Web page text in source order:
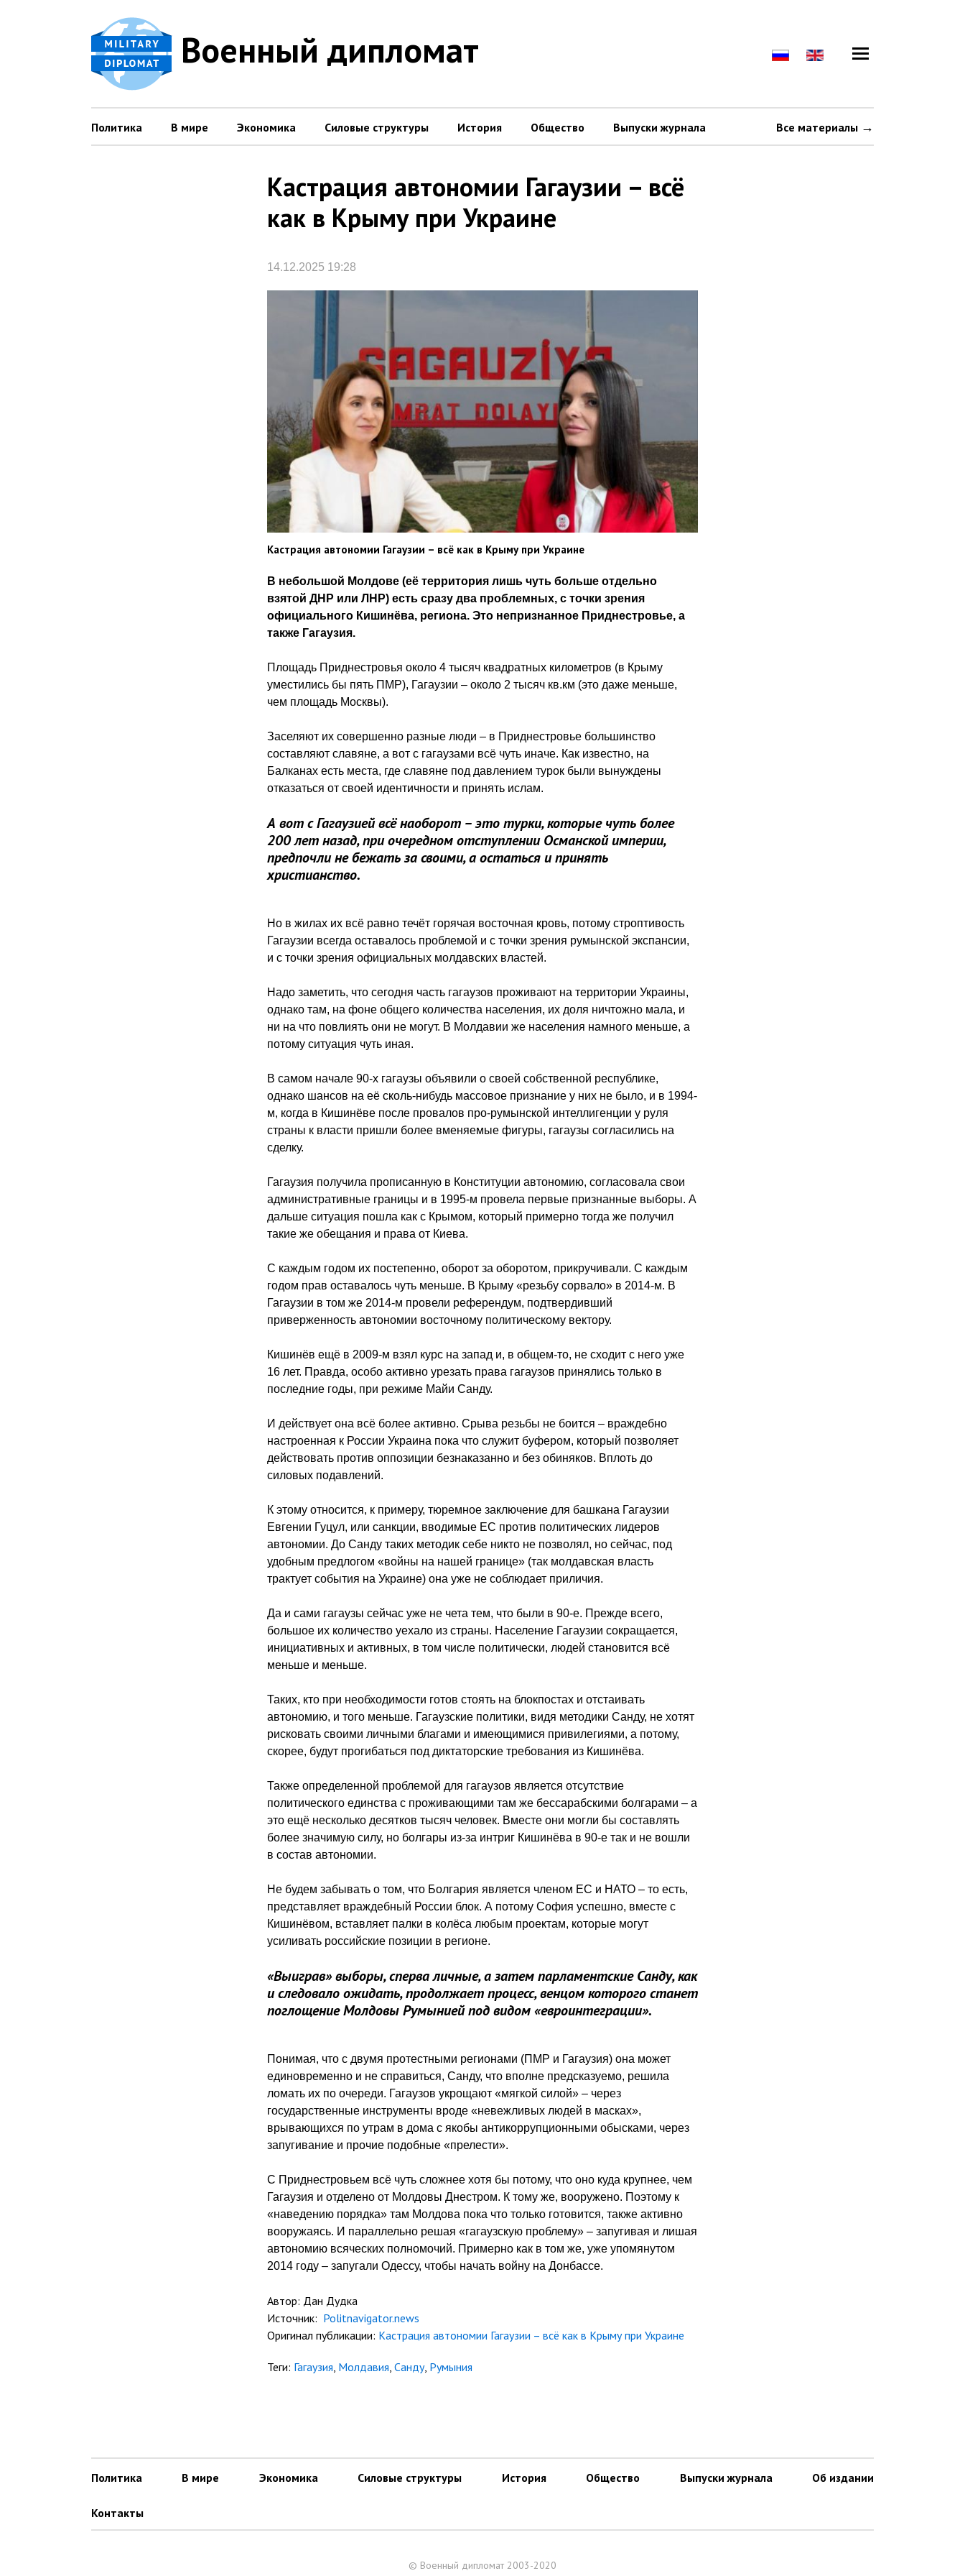
Военный дипломат
Политика В мире Экономика Силовые структуры История Общество Выпуски журнала Все материалы
Кастрация автономии Гагаузии – всё
как в Крыму при Украине
14.12.2025 19:28
Кастрация автономии Гагаузии – всё как в Крыму при Украине
В небольшой Молдове (её территория лишь чуть больше отдельно
взятой ДНР или ЛНР) есть сразу два проблемных, с точки зрения
официального Кишинёва, региона. Это непризнанное Приднестровье, а
также Гагаузия.
Площадь Приднестровья около 4 тысяч квадратных километров (в Крыму
уместились бы пять ПМР), Гагаузии – около 2 тысяч кв.км (это даже меньше,
чем площадь Москвы).
Заселяют их совершенно разные люди – в Приднестровье большинство
составляют славяне, а вот с гагаузами всё чуть иначе. Как известно, на
Балканах есть места, где славяне под давлением турок были вынуждены
отказаться от своей идентичности и принять ислам.
А вот с Гагаузией всё наоборот – это турки, которые чуть более
200 лет назад, при очередном отступлении Османской империи,
предпочли не бежать за своими, а остаться и принять
христианство.
Но в жилах их всё равно течёт горячая восточная кровь, потому строптивость
Гагаузии всегда оставалось проблемой и с точки зрения румынской экспансии,
и с точки зрения официальных молдавских властей.
Надо заметить, что сегодня часть гагаузов проживают на территории Украины,
однако там, на фоне общего количества населения, их доля ничтожно мала, и
ни на что повлиять они не могут. В Молдавии же населения намного меньше, а
потому ситуация чуть иная.
В самом начале 90-х гагаузы объявили о своей собственной республике,
однако шансов на её сколь-нибудь массовое признание у них не было, и в 1994-
м, когда в Кишинёве после провалов про-румынской интеллигенции у руля
страны к власти пришли более вменяемые фигуры, гагаузы согласились на
сделку.
Гагаузия получила прописанную в Конституции автономию, согласовала свои
административные границы и в 1995-м провела первые признанные выборы. А
дальше ситуация пошла как с Крымом, который примерно тогда же получил
такие же обещания и права от Киева.
С каждым годом их постепенно, оборот за оборотом, прикручивали. С каждым
годом прав оставалось чуть меньше. В Крыму «резьбу сорвало» в 2014-м. В
Гагаузии в том же 2014-м провели референдум, подтвердивший
приверженность автономии восточному политическому вектору.
Кишинёв ещё в 2009-м взял курс на запад и, в общем-то, не сходит с него уже
16 лет. Правда, особо активно урезать права гагаузов принялись только в
последние годы, при режиме Майи Санду.
И действует она всё более активно. Срыва резьбы не боится – враждебно
настроенная к России Украина пока что служит буфером, который позволяет
действовать против оппозиции безнаказанно и без обиняков. Вплоть до
силовых подавлений.
К этому относится, к примеру, тюремное заключение для башкана Гагаузии
Евгении Гуцул, или санкции, вводимые ЕС против политических лидеров
автономии. До Санду таких методик себе никто не позволял, но сейчас, под
удобным предлогом «войны на нашей границе» (так молдавская власть
трактует события на Украине) она уже не соблюдает приличия.
Да и сами гагаузы сейчас уже не чета тем, что были в 90-е. Прежде всего,
большое их количество уехало из страны. Население Гагаузии сокращается,
инициативных и активных, в том числе политически, людей становится всё
меньше и меньше.
Таких, кто при необходимости готов стоять на блокпостах и отстаивать
автономию, и того меньше. Гагаузские политики, видя методики Санду, не хотят
рисковать своими личными благами и имеющимися привилегиями, а потому,
скорее, будут прогибаться под диктаторские требования из Кишинёва.
Также определенной проблемой для гагаузов является отсутствие
политического единства с проживающими там же бессарабскими болгарами – а
это ещё несколько десятков тысяч человек. Вместе они могли бы составлять
более значимую силу, но болгары из-за интриг Кишинёва в 90-е так и не вошли
в состав автономии.
Не будем забывать о том, что Болгария является членом ЕС и НАТО – то есть,
представляет враждебный России блок. А потому София успешно, вместе с
Кишинёвом, вставляет палки в колёса любым проектам, которые могут
усиливать российские позиции в регионе.
«Выиграв» выборы, сперва личные, а затем парламентские Санду, как
и следовало ожидать, продолжает процесс, венцом которого станет
поглощение Молдовы Румынией под видом «евроинтеграции».
Понимая, что с двумя протестными регионами (ПМР и Гагаузия) она может
единовременно и не справиться, Санду, что вполне предсказуемо, решила
ломать их по очереди. Гагаузов укрощают «мягкой силой» – через
государственные инструменты вроде «невежливых людей в масках»,
врывающихся по утрам в дома с якобы антикоррупционными обысками, через
запугивание и прочие подобные «прелести».
С Приднестровьем всё чуть сложнее хотя бы потому, что оно куда крупнее, чем
Гагаузия и отделено от Молдовы Днестром. К тому же, вооружено. Поэтому к
«наведению порядка» там Молдова пока что только готовится, также активно
вооружаясь. И параллельно решая «гагаузскую проблему» – запугивая и лишая
автономию всяческих полномочий. Примерно как в том же, уже упомянутом
2014 году – запугали Одессу, чтобы начать войну на Донбассе.
Автор: Дан Дудка
Источник: Politnavigator.news
Оригинал публикации: Кастрация автономии Гагаузии – всё как в Крыму при Украине
Теги: Гагаузия Молдавия Санду, Румыния
Политика В мире Экономика Силовые структуры История Общество Выпуски журнала Об издании
Контакты
© Военный дипломат 2003-2020